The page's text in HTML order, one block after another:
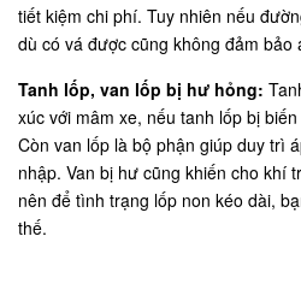
tiết kiệm chi phí. Tuy nhiên nếu
dù có vá được cũng không đảm bảo
Tanh lốp, van lốp bị hư hỏng:
xúc với mâm xe, nếu tanh lốp bị
Còn van lốp là bộ phận giúp duy trì
nhập. Van bị hư cũng khiến cho khí
nên để tình trạng lốp non kéo dài,
thế.